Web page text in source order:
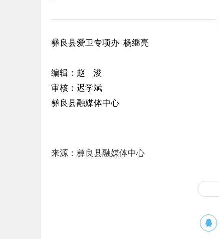
彝良县爱卫专项办 杨继亮
编辑：赵 浚
审核：迟学斌
彝良县融媒体中心
来源：彝良县融媒体中心